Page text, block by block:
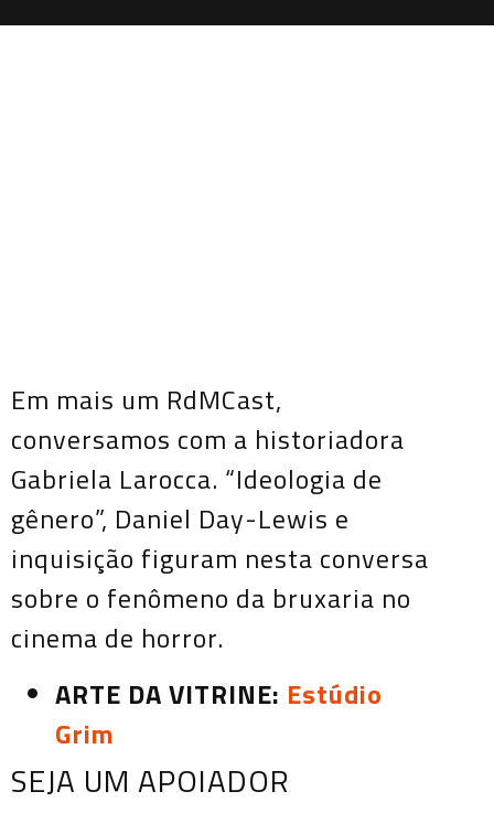
Em mais um RdMCast,
conversamos com a historiadora
Gabriela Larocca. “Ideologia de
gênero”, Daniel Day-Lewis e
inquisição figuram nesta conversa
sobre o fenômeno da bruxaria no
cinema de horror.
ARTE DA VITRINE: Estúdio
Grim
SEJA UM APOIADOR